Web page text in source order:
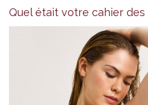
Quel était votre cahier des